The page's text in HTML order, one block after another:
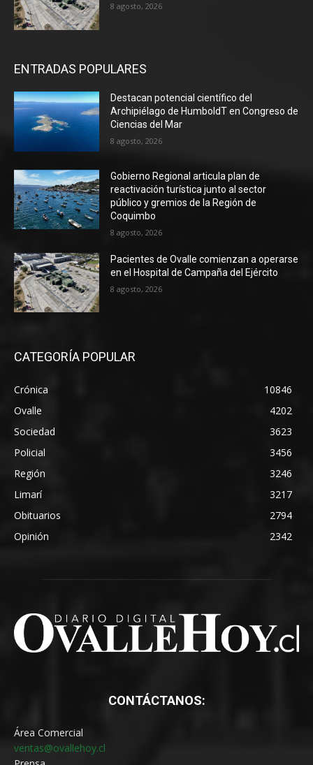
8 agosto, 2026
ENTRADAS POPULARES
Destacan potencial científico del
Archipiélago de HumboldT en Congreso de
Ciencias del Mar
8 agosto, 2026
Gobierno Regional articula plan de
reactivación turística junto al sector
público y gremios de la Región de
Coquimbo
8 agosto, 2026
Pacientes de Ovalle comienzan a operarse
en el Hospital de Campaña del Ejército
8 agosto, 2026
CATEGORÍA POPULAR
Crónica
10846
Ovalle
4202
Sociedad
3623
Policial
3456
Región
3246
Limarí
3217
Obituarios
2794
Opinión
2342
CONTÁCTANOS:
Área Comercial
ventas@ovallehoy.cl